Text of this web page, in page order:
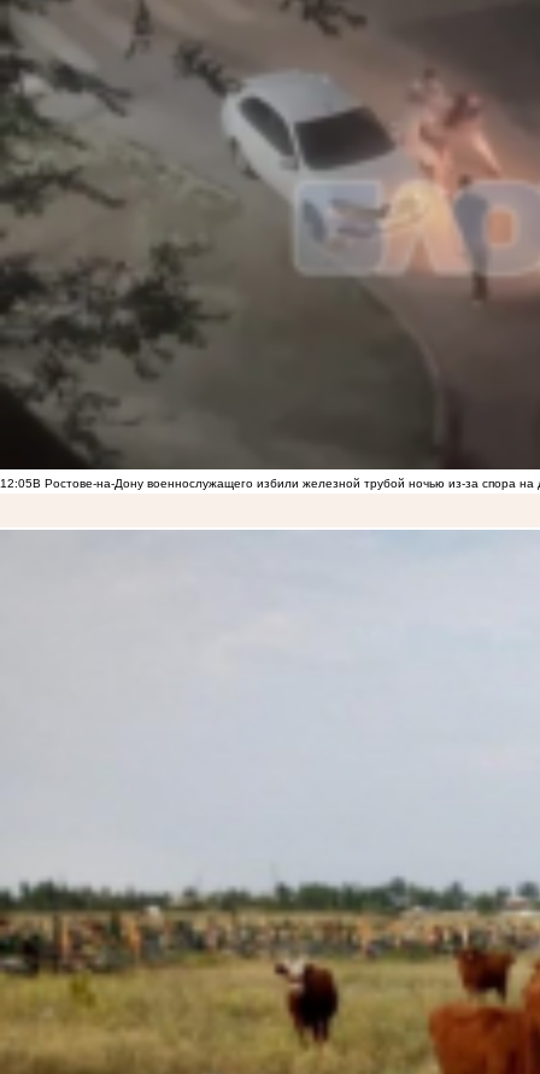
12:05В Ростове-на-Дону военнослужащего избили железной трубой ночью из-за спора на